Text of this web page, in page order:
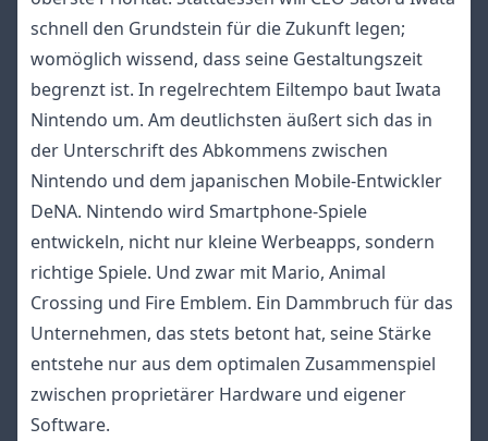
schnell den Grundstein für die Zukunft legen;
womöglich wissend, dass seine Gestaltungszeit
begrenzt ist. In regelrechtem Eiltempo baut Iwata
Nintendo um. Am deutlichsten äußert sich das in
der Unterschrift des Abkommens zwischen
Nintendo und dem japanischen Mobile-Entwickler
DeNA. Nintendo wird Smartphone-Spiele
entwickeln, nicht nur kleine Werbeapps, sondern
richtige Spiele. Und zwar mit Mario, Animal
Crossing und Fire Emblem. Ein Dammbruch für das
Unternehmen, das stets betont hat, seine Stärke
entstehe nur aus dem optimalen Zusammenspiel
zwischen proprietärer Hardware und eigener
Software.